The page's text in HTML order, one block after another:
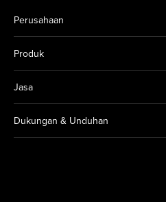
Perusahaan
Produk
Jasa
Dukungan & Unduhan